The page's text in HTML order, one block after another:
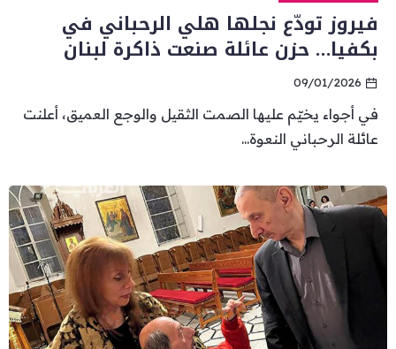
فيروز تودّع نجلها هلي الرحباني في
بكفيا… حزن عائلة صنعت ذاكرة لبنان
09/01/2026
في أجواء يخيّم عليها الصمت الثقيل والوجع العميق، أعلنت
عائلة الرحباني النعوة...